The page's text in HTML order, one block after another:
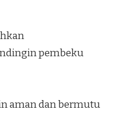
pembeku
aman dan bermutu